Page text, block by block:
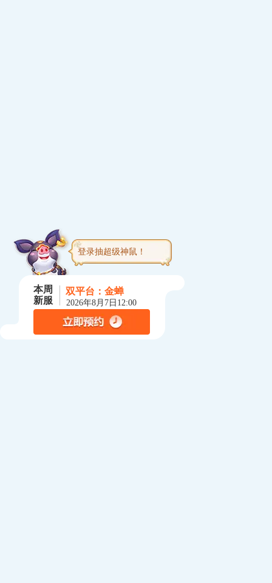
登录抽超级神鼠！
本周
新服
双平台： 金蝉
2026年8月7日12:00